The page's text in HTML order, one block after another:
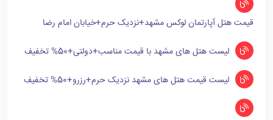
قیمت هتل آپارتمان لوکس مشهد+نزدیک حرم+خیابان امام رضا
لیست هتل های مشهد با قیمت مناسب+دولتی+50% تخفیف
لیست قیمت هتل های مشهد نزدیک حرم+رزرو+50% تخفیف